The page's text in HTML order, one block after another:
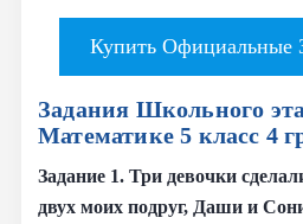
Купить Официальные
Задания Школьного
Математике 5 класс 4
Задание 1. Три девочки
двух моих подруг, Даши и